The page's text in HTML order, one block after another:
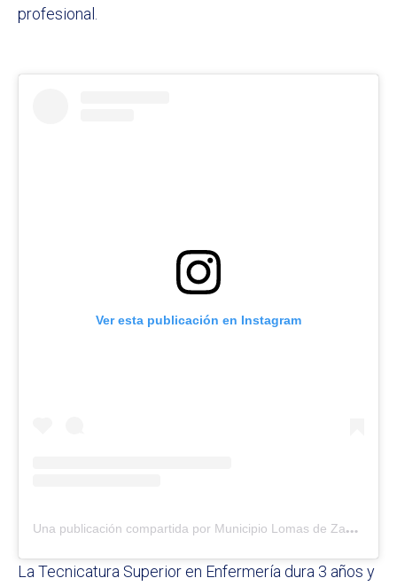
profesional.
Ver esta publicación en Instagram
U
na publicación compartida por Municipio Lomas de Zamora (@municipioldz)
La Tecnicatura Superior en Enfermería dura 3 años y